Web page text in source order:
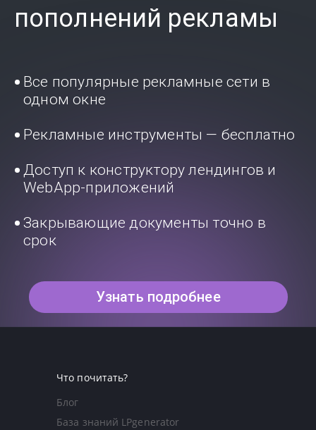
пополнений рекламы
Все популярные рекламные сети в
одном окне
Рекламные инструменты — бесплатно
Доступ к конструктору лендингов и
WebApp-приложений
Закрывающие документы точно в
срок
Узнать подробнее
Что почитать?
Блог
База знаний LPgenerator